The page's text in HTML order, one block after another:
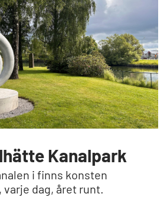
Kanalpark
i finns konsten
dag, året runt.